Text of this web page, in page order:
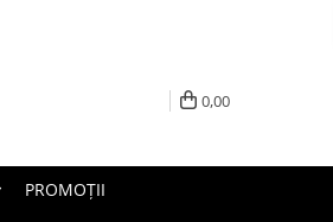
0,00
PROMOȚII